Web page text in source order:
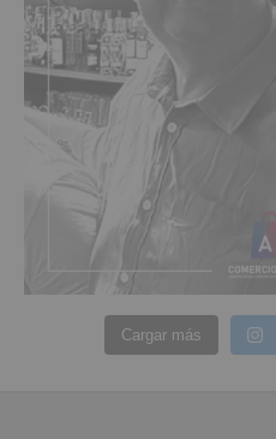
Cargar más